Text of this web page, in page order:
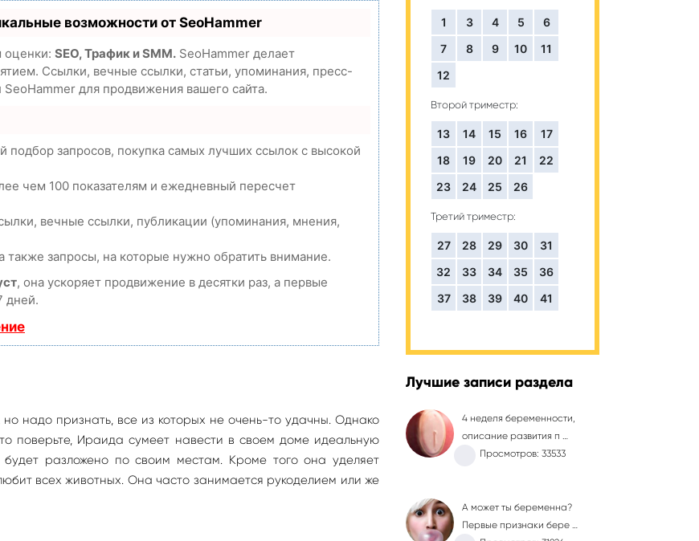
возможности от SeoHammer
оценки: SEO, Трафик и SMM. SeoHammer делает
Ссылки, вечные ссылки, статьи, упоминания, пресс-
для продвижения вашего сайта.
запросов, покупка самых лучших ссылок с высокой
чем 100 показателям и ежедневный пересчет
вечные ссылки, публикации (упоминания, мнения,
запросы, на которые нужно обратить внимание.
, она ускоряет продвижение в десятки раз, а первые
дней.
надо признать, все из которых не очень-то удачны. Однако
поверьте, Ираида сумеет навести в своем доме идеальную
разложено по своим местам. Кроме того она уделяет
всех животных. Она часто занимается рукоделием или же
1 3 4 5
6
7
8 9 10
11
12
Второй триместр:
13 14 15 16
17
18
19 20 21
22
23
24 25 26
Третий триместр:
27 28 29 30
31
32
33 34 35
36
37
38 39 40 41
Лучшие записи раздела
4 неделя беременности,
описание развития п …
Просмотров: 33533
А может ты беременна?
Первые признаки бере …